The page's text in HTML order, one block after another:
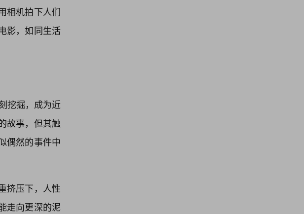
相机拍下人们
影，如同生活
挖掘，成为近
故事，但其触
偶然的事件中
挤压下，人性
走向更深的泥